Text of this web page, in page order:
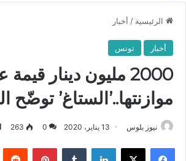
الرئيسية / أخبار
أخبار تونس
2000 مليون دينار قيمة
موازنتها..’الستاغ’
نيوز بلوس 13 يناير، 2020 0
263
فيسبوك X لينكدإن بينتيريست